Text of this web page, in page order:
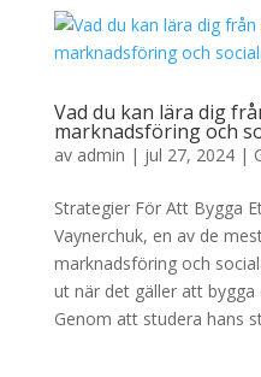
Vad du kan lära dig
marknadsföring och
av admin | jul 27, 2024|
Strategier För Att Bygga
Vaynerchuk, en av de
marknadsföring och
ut när det gäller att
Genom att studera hans